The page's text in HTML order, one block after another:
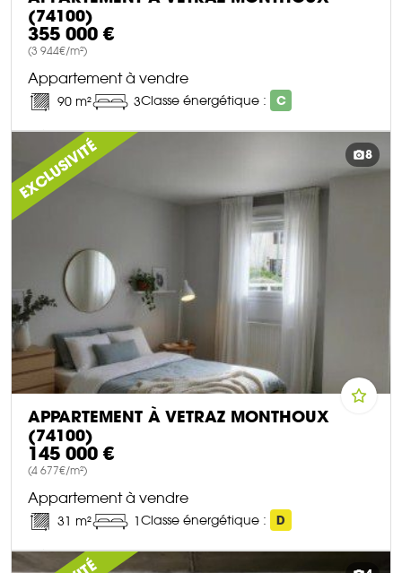
(74100)
355 000 €
(3 944€/m²)
Appartement à vendre
90 m² 3Classe énergétique : C
DÉCOUVRIR CE BIEN
EXCLUSIVITÉ 8
APPARTEMENT À VETRAZ MONTHOUX
(74100)
145 000 €
(4 677€/m²)
Appartement à vendre
31 m² 1Classe énergétique : D
DÉCOUVRIR CE BIEN